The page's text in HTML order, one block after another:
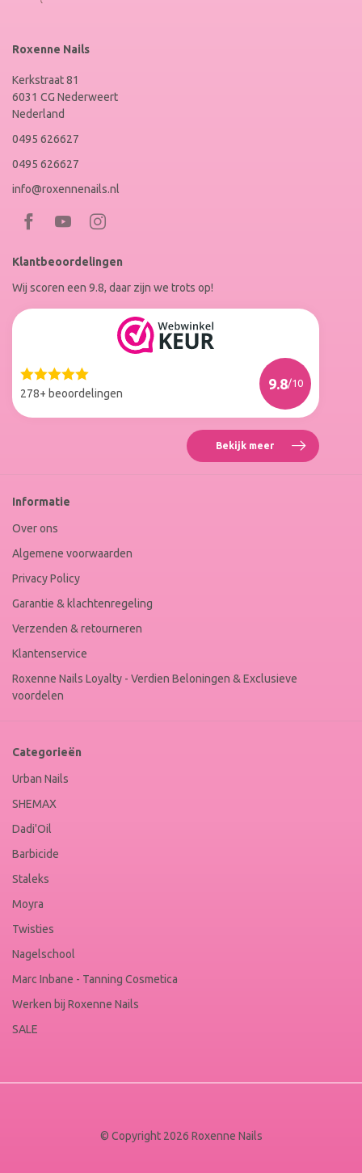
Roxenne Nails
Kerkstraat 81
6031 CG Nederweert
Nederland
0495 626627
0495 626627
info@roxennenails.nl
Bezoek
Facebook
op
Instagram
Klantbeoordelingen
Wij scoren een 9.8, daar zijn we trots op!
278+ beoordelingen
9.8/10
Web
Winkel
Bekijk meer Reviews
Roxenne
Informatie
Over ons
Algemene voorwaarden
Privacy Policy
Garantie & klachtenregeling
Verzenden & retourneren
Klantenservice
Roxenne Nails Loyalty - Verdien Beloningen & Exclusieve
voordelen
Categorieën
Urban Nails
SHEMAX
Dadi'Oil
Barbicide
Staleks
Moyra
Twisties
Nagelschool
Marc Inbane - Tanning Cosmetica
Werken bij Roxenne Nails
SALE
© Copyright 2026 Roxenne Nails